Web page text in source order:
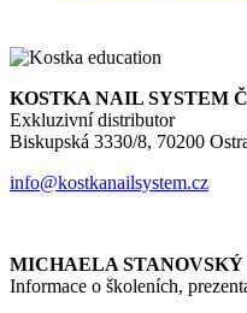
KOSTKA NAIL SYSTEM
Exkluzivní distributor
Biskupská 3330/8, 70200
info@kostkanailsystem.cz
MICHAELA
Informace o školeních,